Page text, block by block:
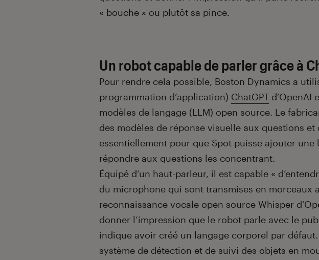
« bouche » ou plutôt sa pince.
Un robot capable de parler grâce à
Pour rendre cela possible, Boston Dynamics a
programmation d’application) ChatGPT d’OpenAI
modèles de langage (LLM) open source. Le
des modèles de réponse visuelle aux questions et
essentiellement pour que Spot puisse ajouter une
répondre aux questions les concentrant.
Équipé d’un haut-parleur, il est capable «
du microphone qui sont transmises en morceaux
reconnaissance vocale open source Whisper
donner l’impression que le robot parle avec le
indique avoir créé un langage corporel par défaut.
système de détection et de suivi des objets en